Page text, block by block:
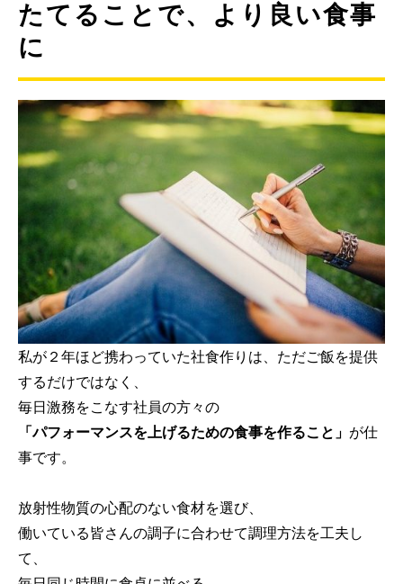
たてることで、より良い食事
に
私が２年ほど携わっていた社食作りは、ただご飯を提供
するだけではなく、
毎日激務をこなす社員の方々の
「パフォーマンスを上げるための食事を作ること」 が仕
事です。
放射性物質の心配のない食材を選び、
働いている皆さんの調子に合わせて調理方法を工夫し
て、